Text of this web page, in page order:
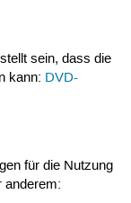
sein, dass die
kann: DVD-
für die Nutzung
anderem: